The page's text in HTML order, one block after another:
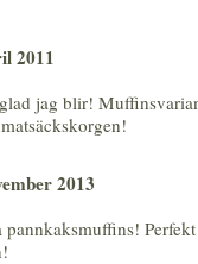
2011
jag blir!
2013